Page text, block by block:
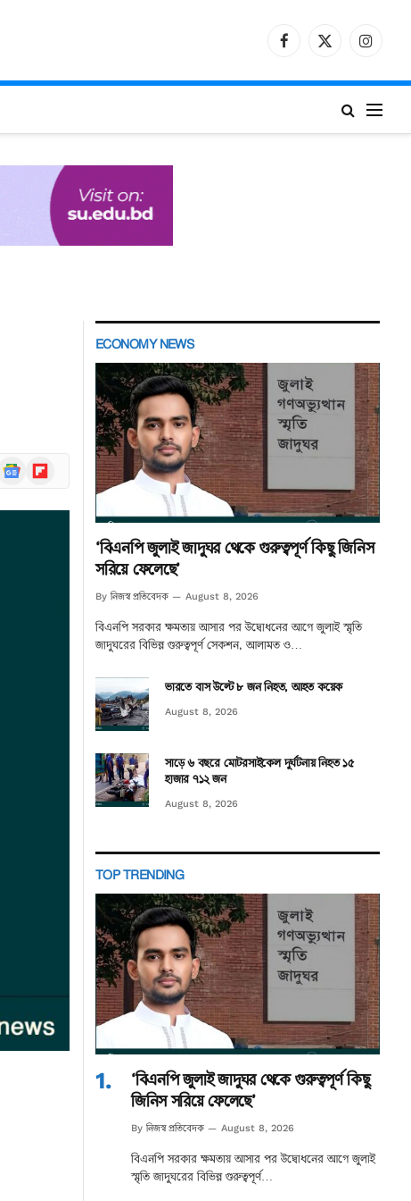
Facebook
X
Google
News
Flipboard
ECONOMY NEWS
‘বিএনপি জুলাই জাদুঘর থেকে গুরুত্বপূর্ণ কিছু জিনিস
সরিয়ে ফেলেছে’
By নিজস্ব প্রতিবেদক August 8, 2026
বিএনপি সরকার ক্ষমতায় আসার পর উদ্বোধনের আগে জুলাই স্মৃতি
জাদুঘরের বিভিন্ন গুরুত্বপূর্ণ সেকশন, আলামত ও…
ভারতে বাস উল্টে ৮ জন নিহত, আহত কয়েক
August 8, 2026
সাড়ে ৬ বছরে মোটরসাইকেল দুর্ঘটনায় নিহত ১৫
হাজার ৭১২ জন
August 8, 2026
TOP TRENDING
‘বিএনপি জুলাই জাদুঘর থেকে গুরুত্বপূর্ণ কিছু
জিনিস সরিয়ে ফেলেছে’
By নিজস্ব প্রতিবেদক August 8, 2026
বিএনপি সরকার ক্ষমতায় আসার পর উদ্বোধনের আগে জুলাই
স্মৃতি জাদুঘরের বিভিন্ন গুরুত্বপূর্ণ…